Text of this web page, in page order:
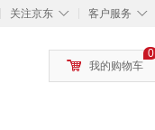
◇
关注京东 ◇
客户服务
0
我的购物车